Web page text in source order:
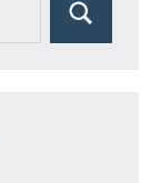
Поиск